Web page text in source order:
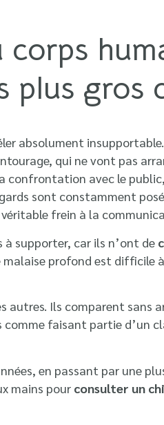
corps
plus gros
absolument
qui ne vont pas
confrontation avec le
sont constamment
frein à la
à supporter, car ils n’ont de
profond est
autres. Ils comparent
comme faisant partie d’un
en passant par une
mains pour consulter un